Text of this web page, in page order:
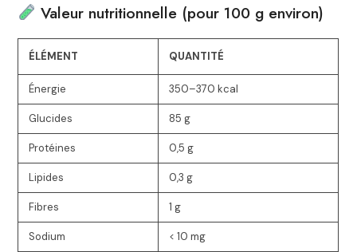
Valeur nutritionnelle (pour 100 g environ)
ÉLÉMENT QUANTITÉ
Énergie 350–370 kcal
Glucides 85 g
Protéines 0,5 g
Lipides 0,3 g
Fibres 1 g
Sodium < 10 mg